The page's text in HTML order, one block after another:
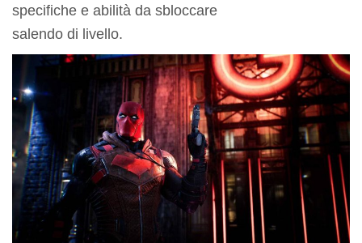
specifiche e abilità da sbloccare
salendo di livello.